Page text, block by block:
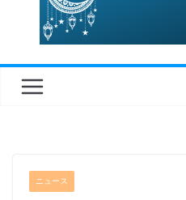
ニュース